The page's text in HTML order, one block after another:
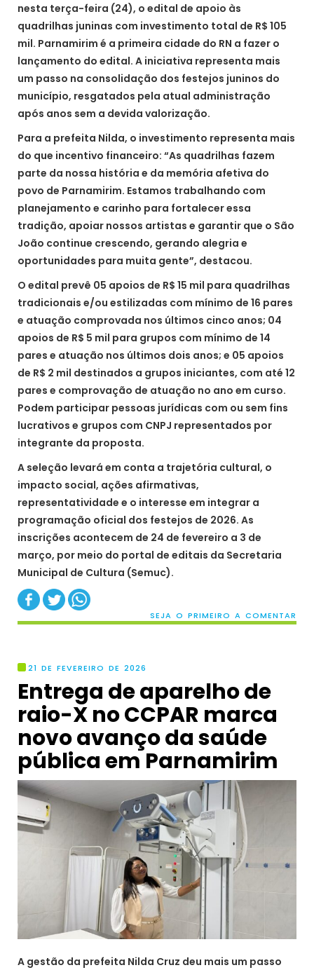
nesta terça-feira (24), o edital de apoio às
quadrilhas juninas com investimento total de R$ 105
mil. Parnamirim é a primeira cidade do RN a fazer o
lançamento do edital. A iniciativa representa mais
um passo na consolidação dos festejos juninos do
município, resgatados pela atual administração
após anos sem a devida valorização.
Para a prefeita Nilda, o investimento representa mais
do que incentivo financeiro: “As quadrilhas fazem
parte da nossa história e da memória afetiva do
povo de Parnamirim. Estamos trabalhando com
planejamento e carinho para fortalecer essa
tradição, apoiar nossos artistas e garantir que o São
João continue crescendo, gerando alegria e
oportunidades para muita gente”, destacou.
O edital prevê 05 apoios de R$ 15 mil para quadrilhas
tradicionais e/ou estilizadas com mínimo de 16 pares
e atuação comprovada nos últimos cinco anos; 04
apoios de R$ 5 mil para grupos com mínimo de 14
pares e atuação nos últimos dois anos; e 05 apoios
de R$ 2 mil destinados a grupos iniciantes, com até 12
pares e comprovação de atuação no ano em curso.
Podem participar pessoas jurídicas com ou sem fins
lucrativos e grupos com CNPJ representados por
integrante da proposta.
A seleção levará em conta a trajetória cultural, o
impacto social, ações afirmativas,
representatividade e o interesse em integrar a
programação oficial dos festejos de 2026. As
inscrições acontecem de 24 de fevereiro a 3 de
março, por meio do portal de editais da Secretaria
Municipal de Cultura (Semuc).
SEJA O PRIMEIRO A COMENTAR
21 DE FEVEREIRO DE 2026
Entrega de aparelho de
raio-X no CCPAR marca
novo avanço da saúde
pública em Parnamirim
A gestão da prefeita Nilda Cruz deu mais um passo